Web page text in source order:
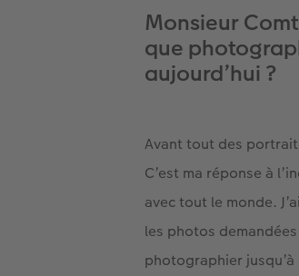
Monsieur
que
aujourd’hui ?
Avant tout des
C’est ma réponse à
avec tout le monde.
les photos
photographier